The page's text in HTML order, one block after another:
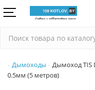
Дымоходы
Дымоход TIS
0.5мм (5 метров)